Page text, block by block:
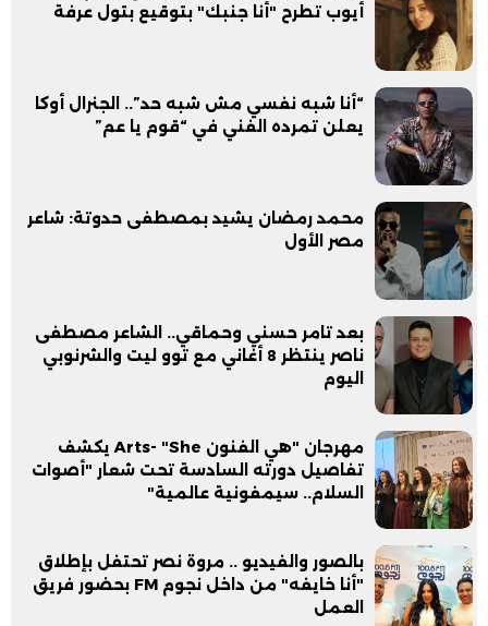
أيوب تطرح "أنا جنبك" بتوقيع بتول عرفة
“أنا شبه نفسي مش شبه حد”.. الجنرال أوكا
يعلن تمرده الفني في “قوم يا عم”
محمد رمضان يشيد بمصطفى حدوتة: شاعر
مصر الأول
بعد تامر حسني وحماقي.. الشاعر مصطفى
ناصر ينتظر 8 أغاني مع توو ليت والشرنوبي
اليوم
مهرجان "هي الفنون Arts- "She يكشف
تفاصيل دورته السادسة تحت شعار "أصوات
السلام.. سيمفونية عالمية"
بالصور والفيديو .. مروة نصر تحتفل بإطلاق
"أنا خايفه" من داخل نجوم FM بحضور فريق
العمل